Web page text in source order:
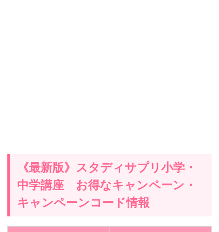
《最新版》スタディサプリ小学・
中学講座 お得なキャンペーン・
キャンペーンコード情報